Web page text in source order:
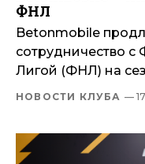
ФНЛ
Betonmobile
сотрудничество
Лигой (ФНЛ) на
НОВОСТИ КЛУБА —